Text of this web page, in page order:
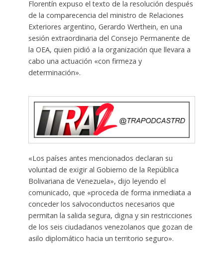
Florentín expuso el texto de la resolución después
de la comparecencia del ministro de Relaciones
Exteriores argentino, Gerardo Werthein, en una
sesión extraordinaria del Consejo Permanente de
la OEA, quien pidió a la organización que llevara a
cabo una actuación «con firmeza y
determinación».
«Los países antes mencionados declaran su
voluntad de exigir al Gobierno de la República
Bolivariana de Venezuela», dijo leyendo el
comunicado, que «proceda de forma inmediata a
conceder los salvoconductos necesarios que
permitan la salida segura, digna y sin restricciones
de los seis ciudadanos venezolanos que gozan de
asilo diplomático hacia un territorio seguro».